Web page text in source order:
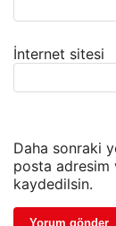
İnternet sitesi
Daha sonraki
posta adresim
kaydedilsin.